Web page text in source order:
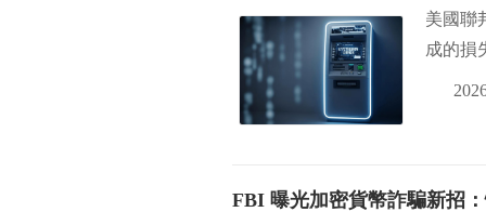
美國聯
成的損
FBI 曝光加密貨幣詐騙新招